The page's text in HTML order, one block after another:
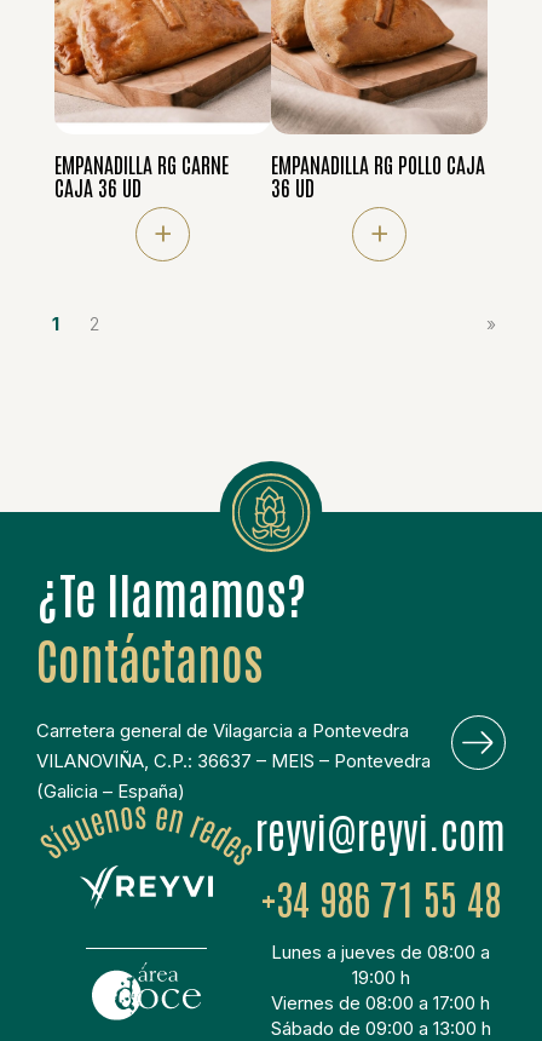
EMPANADILLA RG CARNE
CAJA 36 UD
+
EMPANADILLA RG POLLO CAJA
36 UD
+
1 2
¿Te llamamos?
Contáctanos
Carretera general de Vilagarcia a Pontevedra
VILANOVIÑA, C.P.: 36637 – MEIS – Pontevedra
(Galicia – España)
moc.ivyer@ivyer
+34 986 71 55 48
Lunes a jueves de 08:00 a
19:00 h
Viernes de 08:00 a 17:00 h
Sábado de 09:00 a 13:00 h